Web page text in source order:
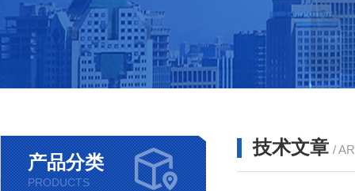
产品分类
PRODUCTS
技术文章 /